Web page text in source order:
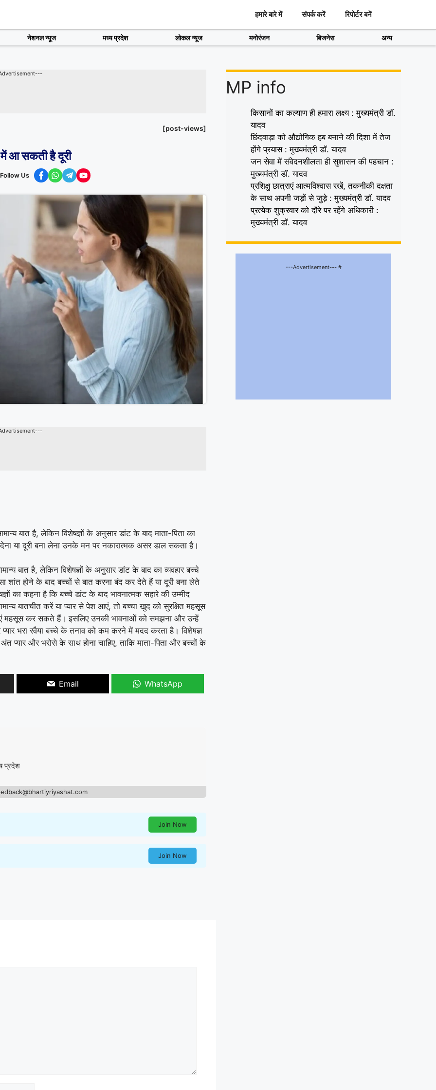
हमारे बारे में संपर्क करें रिपोर्टर बनें
नेशनल न्यूज मध्य प्रदेश लोकल न्यूज मनोरंजन बिजनेस अन्य
[post-views]
आ सकती है दूरी
Follow Us
बात है, लेकिन विशेषज्ञों के अनुसार डांट के बाद माता-पिता का
या दूरी बना लेना उनके मन पर नकारात्मक असर डाल सकता है।
बात है, लेकिन विशेषज्ञों के अनुसार डांट के बाद का व्यवहार बच्चे
शांत होने के बाद बच्चों से बात करना बंद कर देते हैं या दूरी बना लेते
का कहना है कि बच्चे डांट के बाद भावनात्मक सहारे की उम्मीद
बातचीत करें या प्यार से पेश आएं, तो बच्चा खुद को सुरक्षित महसूस
महसूस कर सकते हैं। इसलिए उनकी भावनाओं को समझना और उन्हें
भरा रवैया बच्चे के तनाव को कम करने में मदद करता है। विशेषज्ञ
और भरोसे के साथ होना चाहिए, ताकि माता-पिता और बच्चों के
Email WhatsApp
प्रदेश
Join Now
Join Now
MP info
किसानों का कल्याण ही हमारा लक्ष्य : मुख्यमंत्री डॉ.
यादव
छिंदवाड़ा को औद्योगिक हब बनाने की दिशा में तेज
होंगे प्रयास : मुख्यमंत्री डॉ. यादव
जन सेवा में संवेदनशीलता ही सुशासन की पहचान :
मुख्यमंत्री डॉ. यादव
प्रशिक्षु छात्राएं आत्मविश्वास रखें, तकनीकी दक्षता
के साथ अपनी जड़ों से जुड़े : मुख्यमंत्री डॉ. यादव
प्रत्येक शुक्रवार को दौरे पर रहेंगे अधिकारी :
मुख्यमंत्री डॉ. यादव
---Advertisement--- #